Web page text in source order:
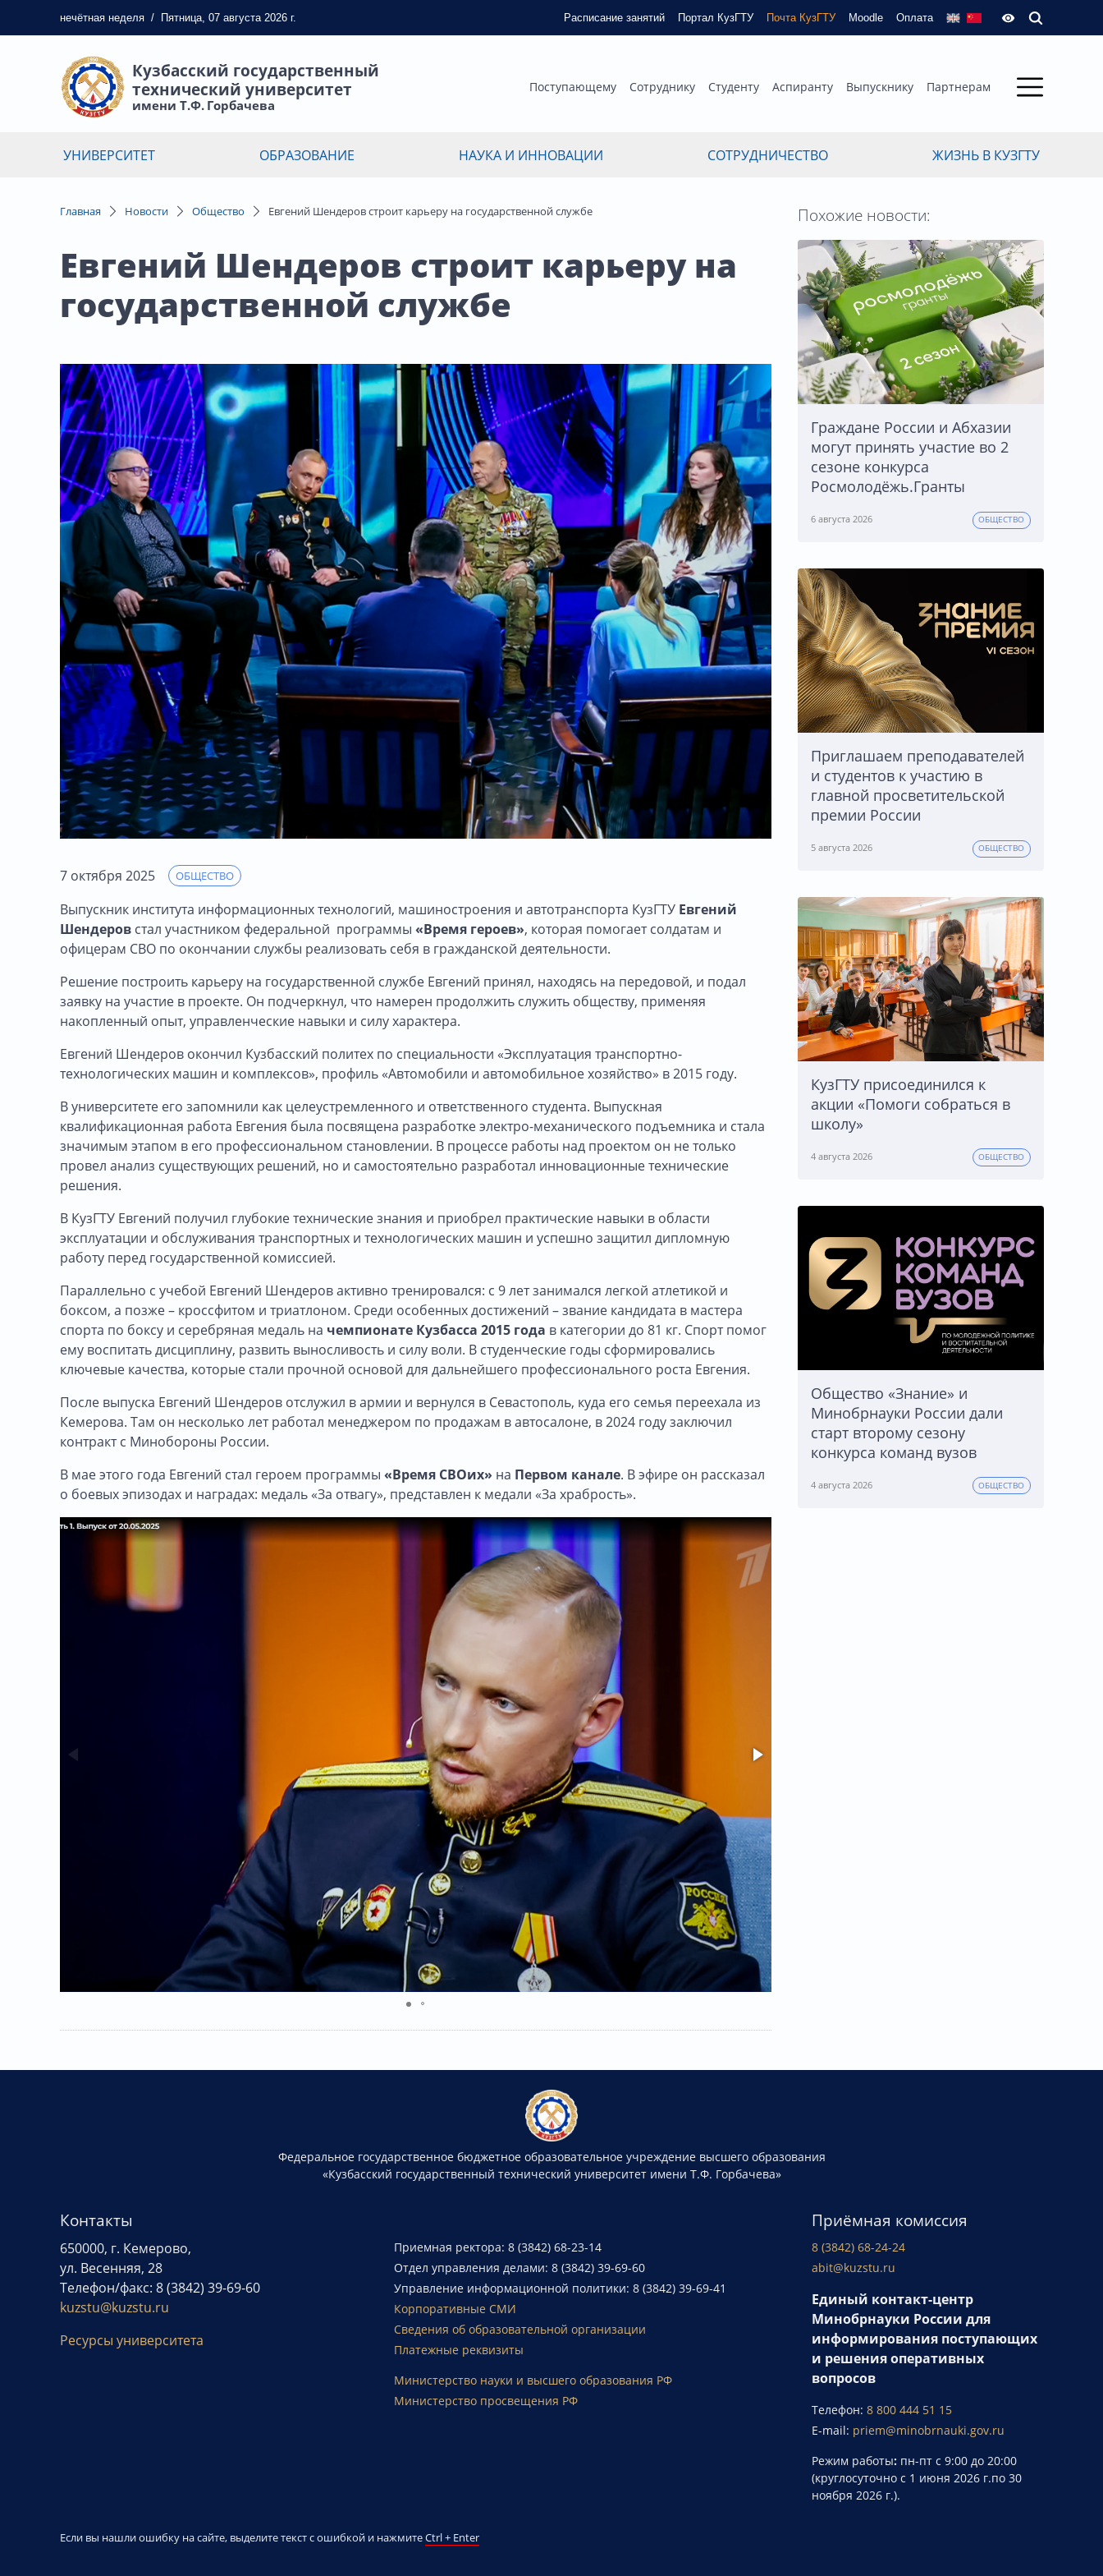
нечётная неделя / Пятница, 07 августа 2026 г. Расписание занятий Портал КузГТУ Почта КузГТУ Moodle Оплата
Кузбасский государственный
технический университет
имени Т.Ф. Горбачева
Поступающему Сотруднику Студенту Аспиранту Выпускнику Партнерам
УНИВЕРСИТЕТ ОБРАЗОВАНИЕ НАУКА И ИННОВАЦИИ СОТРУДНИЧЕСТВО ЖИЗНЬ В КУЗГТУ
Главная Новости Общество Евгений Шендеров строит карьеру на государственной службе
Евгений Шендеров строит карьеру на
государственной службе
7 октября 2025 ОБЩЕСТВО
Выпускник института информационных технологий, машиностроения и автотранспорта КузГТУ Евгений
Шендеров стал участником федеральной программы «Время героев», которая помогает солдатам и
офицерам СВО по окончании службы реализовать себя в гражданской деятельности.
Решение построить карьеру на государственной службе Евгений принял, находясь на передовой, и подал
заявку на участие в проекте. Он подчеркнул, что намерен продолжить служить обществу, применяя
накопленный опыт, управленческие навыки и силу характера.
Евгений Шендеров окончил Кузбасский политех по специальности «Эксплуатация транспортно-
технологических машин и комплексов», профиль «Автомобили и автомобильное хозяйство» в 2015 году.
В университете его запомнили как целеустремленного и ответственного студента. Выпускная
квалификационная работа Евгения была посвящена разработке электро-механического подъемника и стала
значимым этапом в его профессиональном становлении. В процессе работы над проектом он не только
провел анализ существующих решений, но и самостоятельно разработал инновационные технические
решения.
В КузГТУ Евгений получил глубокие технические знания и приобрел практические навыки в области
эксплуатации и обслуживания транспортных и технологических машин и успешно защитил дипломную
работу перед государственной комиссией.
Параллельно с учебой Евгений Шендеров активно тренировался: с 9 лет занимался легкой атлетикой и
боксом, а позже – кроссфитом и триатлоном. Среди особенных достижений – звание кандидата в мастера
спорта по боксу и серебряная медаль на чемпионате Кузбасса 2015 года в категории до 81 кг. Спорт помог
ему воспитать дисциплину, развить выносливость и силу воли. В студенческие годы сформировались
ключевые качества, которые стали прочной основой для дальнейшего профессионального роста Евгения.
После выпуска Евгений Шендеров отслужил в армии и вернулся в Севастополь, куда его семья переехала из
Кемерова. Там он несколько лет работал менеджером по продажам в автосалоне, в 2024 году заключил
контракт с Минобороны России.
В мае этого года Евгений стал героем программы «Время СВОих» на Первом канале. В эфире он рассказал
о боевых эпизодах и наградах: медаль «За отвагу», представлен к медали «За храбрость».
Похожие новости:
Граждане России и Абхазии
могут принять участие во 2
сезоне конкурса
Росмолодёжь.Гранты
6 августа 2026 ОБЩЕСТВО
Приглашаем преподавателей
и студентов к участию в
главной просветительской
премии России
5 августа 2026 ОБЩЕСТВО
КузГТУ присоединился к
акции «Помоги собраться в
школу»
4 августа 2026 ОБЩЕСТВО
Общество «Знание» и
Минобрнауки России дали
старт второму сезону
конкурса команд вузов
4 августа 2026 ОБЩЕСТВО
Федеральное государственное бюджетное образовательное учреждение высшего образования
«Кузбасский государственный технический университет имени Т.Ф. Горбачева»
Контакты
650000, г. Кемерово,
ул. Весенняя, 28
Телефон/факс: 8 (3842) 39-69-60
kuzstu@kuzstu.ru
Ресурсы университета
Приемная ректора: 8 (3842) 68-23-14
Отдел управления делами: 8 (3842) 39-69-60
Управление информационной политики: 8 (3842) 39-69-41
Корпоративные СМИ
Сведения об образовательной организации
Платежные реквизиты
Министерство науки и высшего образования РФ
Министерство просвещения РФ
Приёмная комиссия
8 (3842) 68-24-24
abit@kuzstu.ru
Единый контакт-центр
Минобрнауки России для
информирования поступающих
и решения оперативных
вопросов
Телефон:8 800 444 51 15
E-mail: priem@minobrnauki.gov.ru
Режим работы: пн-пт с 9:00 до 20:00
(круглосуточно с 1 июня 2026 г.по 30
ноября 2026 г.).
Если вы нашли ошибку на сайте, выделите текст с ошибкой и нажмитеCtrl + Enter